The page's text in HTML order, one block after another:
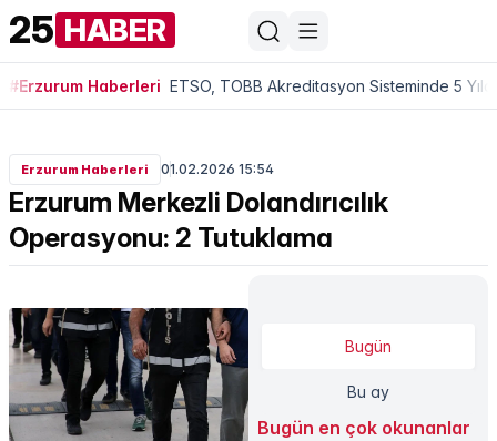
25 HABER
#Erzurum Haberleri ETSO, TOBB Akreditasyon Sisteminde 5
Erzurum Haberleri 01.02.2026 15:54
Erzurum Merkezli Dolandırıcılık
Operasyonu: 2 Tutuklama
Bugün
Bu ay
Bugün en çok okunanlar